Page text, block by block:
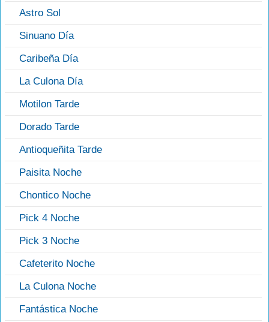
Astro Sol
Sinuano Día
Caribeña Día
La Culona Día
Motilon Tarde
Dorado Tarde
Antioqueñita Tarde
Paisita Noche
Chontico Noche
Pick 4 Noche
Pick 3 Noche
Cafeterito Noche
La Culona Noche
Fantástica Noche